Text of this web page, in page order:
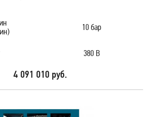
10 бар
380 В
4 091 010 руб.